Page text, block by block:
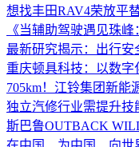
想找丰田RAV4荣放平
《当辅助驾驶遇见珠峰
最新研究揭示：出行安
重庆顿具科技：以数
705km！江铃集团新能
独立汽修行业需提升
斯巴鲁OUTBACK